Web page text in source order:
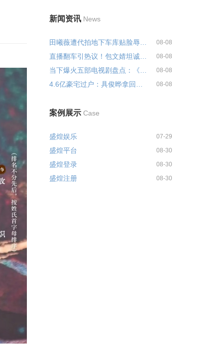
新闻资讯 News
08-08
08-08
08-08
08-08
案例展示 Case
盛煌娱乐 07-29
盛煌平台 08-30
盛煌登录 08-30
盛煌注册 08-30